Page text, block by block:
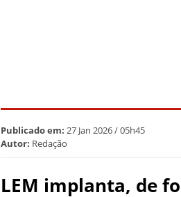
Publicado em: 27 Jan 2026 / 05h45
Autor: Redação
LEM implanta, de